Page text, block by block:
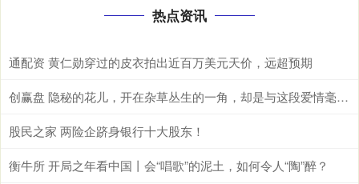
热点资讯
通配资 黄仁勋穿过的皮衣拍出近百万美元天价，远超预期
创赢盘 隐秘的花儿，开在杂草丛生的一角，却是与这段爱情毫不相干的路人
股民之家 两险企跻身银行十大股东！
衡牛所 开局之年看中国丨会“唱歌”的泥土，如何令人“陶”醉？